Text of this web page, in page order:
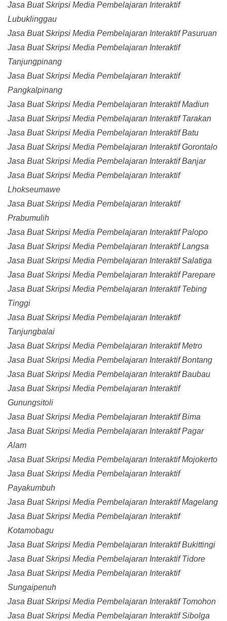
Jasa Buat Skripsi Media Pembelajaran Interaktif
Lubuklinggau
Jasa Buat Skripsi Media Pembelajaran Interaktif Pasuruan
Jasa Buat Skripsi Media Pembelajaran Interaktif
Tanjungpinang
Jasa Buat Skripsi Media Pembelajaran Interaktif
Pangkalpinang
Jasa Buat Skripsi Media Pembelajaran Interaktif Madiun
Jasa Buat Skripsi Media Pembelajaran Interaktif Tarakan
Jasa Buat Skripsi Media Pembelajaran Interaktif Batu
Jasa Buat Skripsi Media Pembelajaran Interaktif Gorontalo
Jasa Buat Skripsi Media Pembelajaran Interaktif Banjar
Jasa Buat Skripsi Media Pembelajaran Interaktif
Lhokseumawe
Jasa Buat Skripsi Media Pembelajaran Interaktif
Prabumulih
Jasa Buat Skripsi Media Pembelajaran Interaktif Palopo
Jasa Buat Skripsi Media Pembelajaran Interaktif Langsa
Jasa Buat Skripsi Media Pembelajaran Interaktif Salatiga
Jasa Buat Skripsi Media Pembelajaran Interaktif Parepare
Jasa Buat Skripsi Media Pembelajaran Interaktif Tebing
Tinggi
Jasa Buat Skripsi Media Pembelajaran Interaktif
Tanjungbalai
Jasa Buat Skripsi Media Pembelajaran Interaktif Metro
Jasa Buat Skripsi Media Pembelajaran Interaktif Bontang
Jasa Buat Skripsi Media Pembelajaran Interaktif Baubau
Jasa Buat Skripsi Media Pembelajaran Interaktif
Gunungsitoli
Jasa Buat Skripsi Media Pembelajaran Interaktif Bima
Jasa Buat Skripsi Media Pembelajaran Interaktif Pagar
Alam
Jasa Buat Skripsi Media Pembelajaran Interaktif Mojokerto
Jasa Buat Skripsi Media Pembelajaran Interaktif
Payakumbuh
Jasa Buat Skripsi Media Pembelajaran Interaktif Magelang
Jasa Buat Skripsi Media Pembelajaran Interaktif
Kotamobagu
Jasa Buat Skripsi Media Pembelajaran Interaktif Bukittingi
Jasa Buat Skripsi Media Pembelajaran Interaktif Tidore
Jasa Buat Skripsi Media Pembelajaran Interaktif
Sungaipenuh
Jasa Buat Skripsi Media Pembelajaran Interaktif Tomohon
Jasa Buat Skripsi Media Pembelajaran Interaktif Sibolga